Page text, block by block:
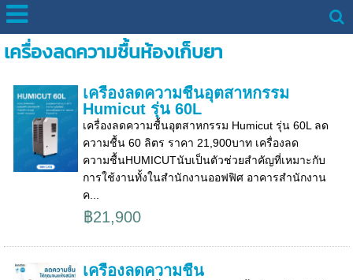
เครื่องลดความชื้นห้องเก็บยา
เครื่องลดความชื้นอุตสาหกรรม
Humicut รุ่น 60L
เครื่องลดความชื้นอุตสาหกรรม Humicut รุ่น 60L ลด
ความชื้น 60 ลิตร ราคา 21,900บาท เครื่องลด
ความชื้นHUMICUTนับเป็นตัวช่วยสำคัญที่เหมาะกับ
การใช้งานทั้งในสำนักงานออฟฟิศ อาคารสำนักงาน
ค...
฿21,900
เครื่องลดความชื้น